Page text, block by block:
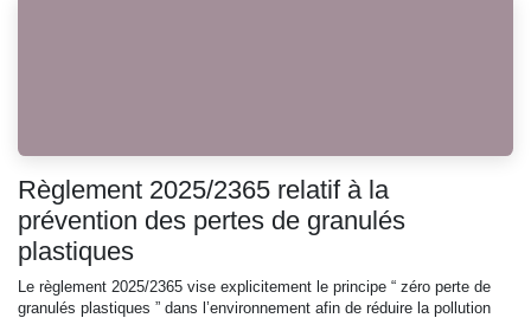
Règlement 2025/2365 relatif à la
prévention des pertes de granulés
plastiques
Le règlement 2025/2365 vise explicitement le principe “ zéro perte de
granulés plastiques ” dans l’environnement afin de réduire la pollution